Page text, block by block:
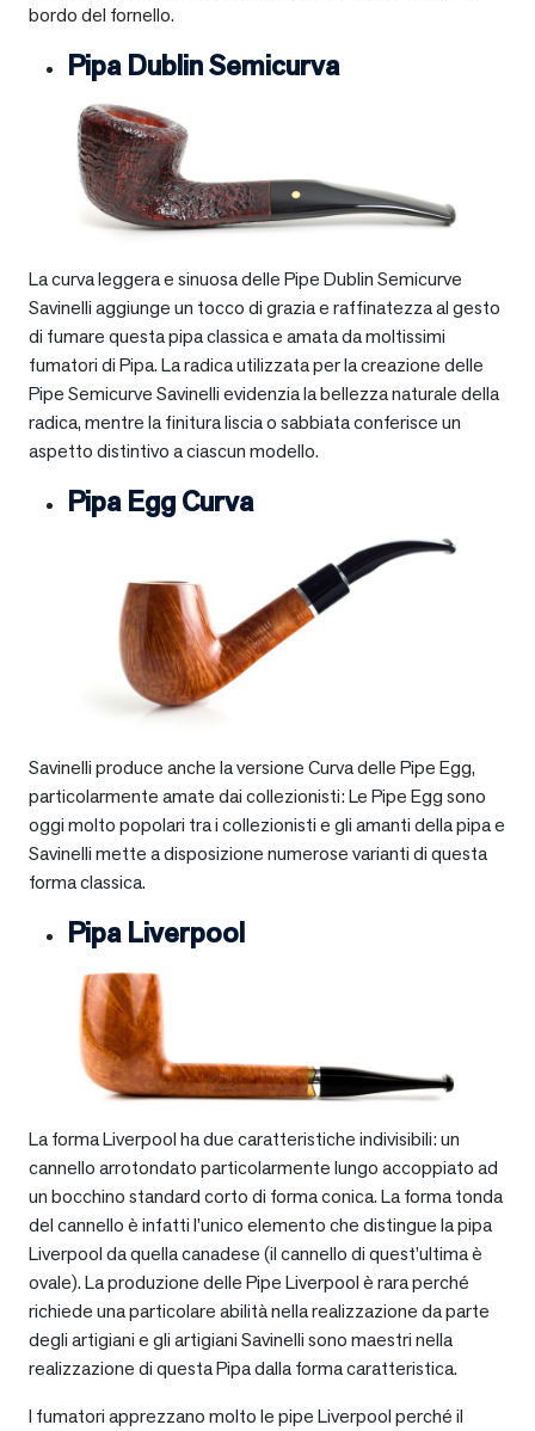
bordo del fornello.
Pipa Dublin Semicurva
La curva leggera e sinuosa delle Pipe Dublin Semicurve
Savinelli aggiunge un tocco di grazia e raffinatezza al gesto
di fumare questa pipa classica e amata da moltissimi
fumatori di Pipa. La radica utilizzata per la creazione delle
Pipe Semicurve Savinelli evidenzia la bellezza naturale della
radica, mentre la finitura liscia o sabbiata conferisce un
aspetto distintivo a ciascun modello.
Pipa Egg Curva
Savinelli produce anche la versione Curva delle Pipe Egg,
particolarmente amate dai collezionisti: Le Pipe Egg sono
oggi molto popolari tra i collezionisti e gli amanti della pipa e
Savinelli mette a disposizione numerose varianti di questa
forma classica.
Pipa Liverpool
La forma Liverpool ha due caratteristiche indivisibili: un
cannello arrotondato particolarmente lungo accoppiato ad
un bocchino standard corto di forma conica. La forma tonda
del cannello è infatti l’unico elemento che distingue la pipa
Liverpool da quella canadese (il cannello di quest’ultima è
ovale). La produzione delle Pipe Liverpool è rara perché
richiede una particolare abilità nella realizzazione da parte
degli artigiani e gli artigiani Savinelli sono maestri nella
realizzazione di questa Pipa dalla forma caratteristica.
I fumatori apprezzano molto le pipe Liverpool perché il